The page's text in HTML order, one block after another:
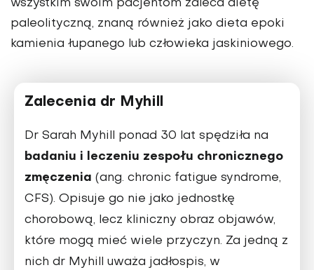
wszystkim swoim pacjentom zaleca dietę
paleolityczną, znaną również jako dieta epoki
kamienia łupanego lub człowieka jaskiniowego.
Zalecenia dr Myhill
Dr Sarah Myhill ponad 30 lat spędziła na
badaniu i leczeniu zespołu chronicznego
zmęczenia (ang. chronic fatigue syndrome,
CFS). Opisuje go nie jako jednostkę
chorobową, lecz kliniczny obraz objawów,
które mogą mieć wiele przyczyn. Za jedną z
nich dr Myhill uważa jadłospis, w